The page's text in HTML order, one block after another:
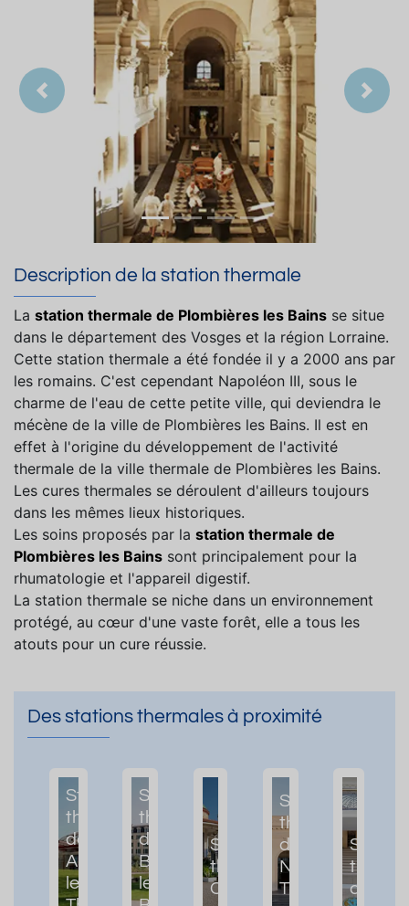
Précedent
Description de la station thermale
La station thermale de Plombières les Bains se situe
dans le département des Vosges et la région Lorraine.
Cette station thermale a été fondée il y a 2000 ans par
les romains. C'est cependant Napoléon III, sous le
charme de l'eau de cette petite ville, qui deviendra le
mécène de la ville de Plombières les Bains. Il est en
effet à l'origine du développement de l'activité
thermale de la ville thermale de Plombières les Bains.
Les cures thermales se déroulent d'ailleurs toujours
dans les mêmes lieux historiques.
Les soins proposés par la station thermale de
Plombières les Bains sont principalement pour la
rhumatologie et l'appareil digestif.
La station thermale se niche dans un environnement
protégé, au cœur d'une vaste forêt, elle a tous les
atouts pour un cure réussie.
Des stations thermales à proximité
Station
thermale
de
Amnéville-
les-
Station
thermale
de
Bains-
les-
Station
thermale de
Contrexéville
Station
thermale
de
Nancy
Thermal
Station
de